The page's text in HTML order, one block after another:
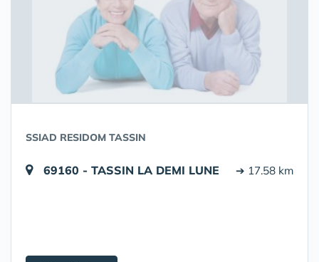
SSIAD RESIDOM TASSIN
69160 - TASSIN LA DEMI LUNE ➔ 17.58 km